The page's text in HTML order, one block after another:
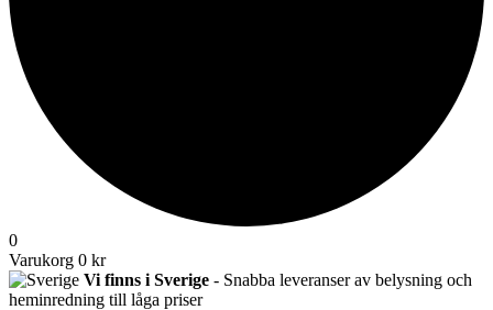
0
Varukorg 0 kr
Vi finns i Sverige - Snabba leveranser av belysning och
heminredning till låga priser